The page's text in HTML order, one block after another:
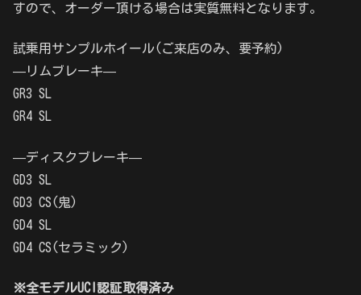
すので、オーダー頂ける場合は実質無料となります。
試乗用サンプルホイール(ご来店のみ、要予約)
—リムブレーキ—
GR3 SL
GR4 SL
—ディスクブレーキ—
GD3 SL
GD3 CS(鬼)
GD4 SL
GD4 CS(セラミック)
※全モデルUCI認証取得済み